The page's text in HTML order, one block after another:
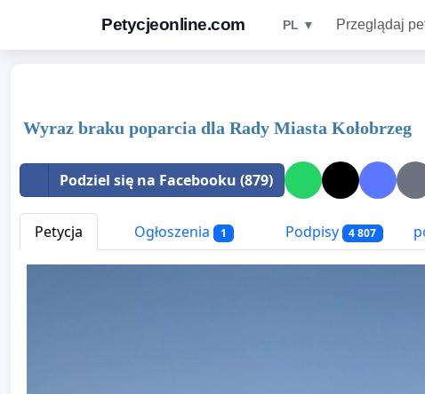
Petycjeonline.com PL ▼ Przeglądaj
Wyraz braku poparcia dla Rady Miasta Kołobrzeg
Podziel się na Facebooku (879)
Petycja Ogłoszenia 1 Podpisy 4 807